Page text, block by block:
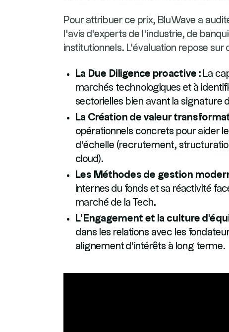
Pour attribuer ce prix, BluWave a
l'avis d'experts de l'industrie, de
institutionnels. L'évaluation repose sur
La Due Diligence proactive : La
marchés technologiques et à
sectorielles bien avant la signature
La Création de valeur
opérationnels concrets pour aider
d'échelle (recrutement,
cloud).
Les Méthodes de gestion
internes du fonds et sa réactivité
marché de la Tech.
L’Engagement et la culture
dans les relations avec les
alignement d'intérêts à long terme.